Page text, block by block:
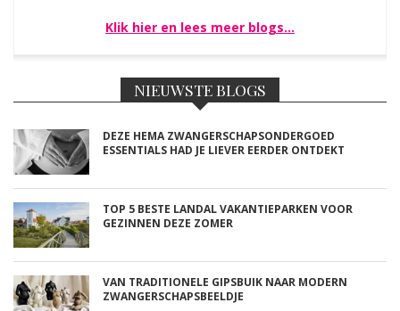
Klik hier en lees meer blogs…
NIEUWSTE BLOGS
DEZE HEMA ZWANGERSCHAPSONDERGOED
ESSENTIALS HAD JE LIEVER EERDER ONTDEKT
TOP 5 BESTE LANDAL VAKANTIEPARKEN VOOR
GEZINNEN DEZE ZOMER
VAN TRADITIONELE GIPSBUIK NAAR MODERN
ZWANGERSCHAPSBEELDJE